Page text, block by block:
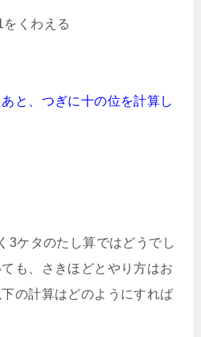
くわえる
と、つぎに十の位を計算し
3ケタのたし算ではどうでし
も、さきほどとやり方はお
の計算はどのようにすれば